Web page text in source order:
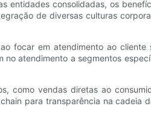
entidades consolidadas, os
de diversas culturas
focar em atendimento ao
atendimento a segmentos
como vendas diretas ao
para transparência na cadeia